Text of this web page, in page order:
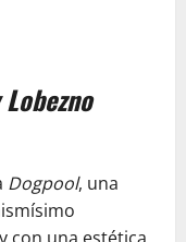
Dogpool, una